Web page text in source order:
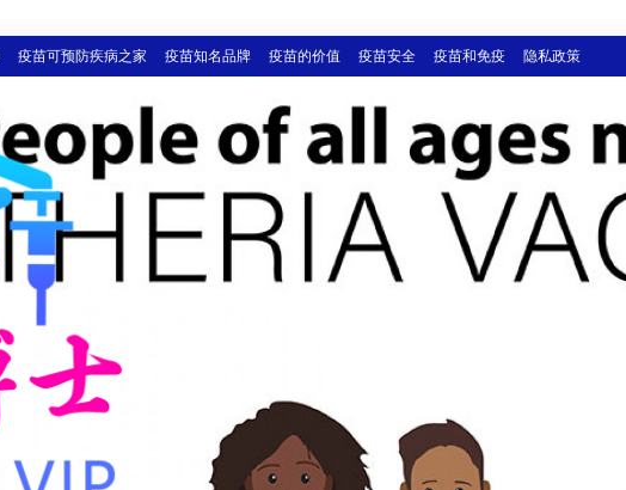
疫苗可预防疾病之家 疫苗知名品牌 疫苗的价值 疫苗安全 疫苗和免疫 隐私政策